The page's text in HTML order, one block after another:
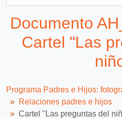
Documento
Cartel "Las
Programa Padres e Hijos:
Relaciones padres e hijos
Cartel "Las preguntas del